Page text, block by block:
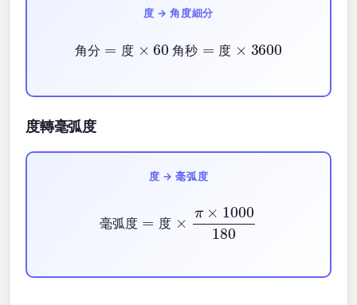
度 → 角度細分
角 分 度
角分= 度 ×60
角秒 度
角秒= 度×3600
度轉毫弧度
度 → 毫弧度
毫 弧 度 度
=度
1000180